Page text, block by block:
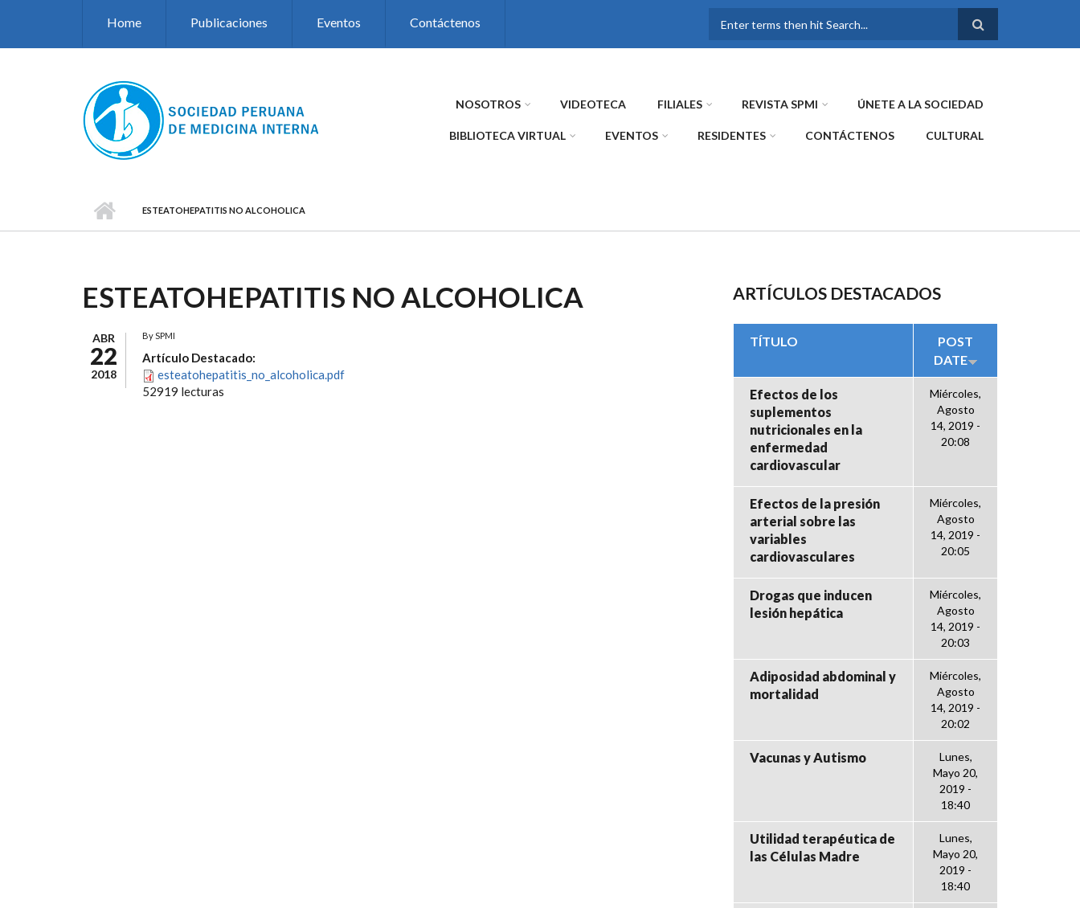
Home Publicaciones Eventos Contáctenos
FORMULARIO DE
NOSOTROS VIDEOTECA FILIALES REVISTA SPMI ÚNETE A LA SOCIEDAD
BIBLIOTECA VIRTUAL EVENTOS RESIDENTES CONTÁCTENOS CULTURAL
ESTEATOHEPATITIS NO ALCOHOLICA
ESTEATOHEPATITIS NO ALCOHOLICA
ABR
22
2018
BySPMI
Artículo Destacado:
esteatohepatitis_no_alcoholica.pdf
52919 lecturas
ARTÍCULOS DESTACADOS
TÍTULO
POST
DATE
Efectos de los
suplementos
nutricionales en la
enfermedad
cardiovascular
Miércoles,
Agosto
14, 2019 -
20:08
Efectos de la presión
arterial sobre las
variables
cardiovasculares
Miércoles,
Agosto
14, 2019 -
20:05
Drogas que inducen
lesión hepática
Miércoles,
Agosto
14, 2019 -
20:03
Adiposidad abdominal y
mortalidad
Miércoles,
Agosto
14, 2019 -
20:02
Vacunas y Autismo
Lunes,
Mayo 20,
2019 -
18:40
Utilidad terapéutica de
las Células Madre
Lunes,
Mayo 20,
2019 -
18:40